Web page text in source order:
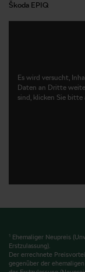
Škoda EPIQ
Es wird versucht,
Daten an Dritte
sind, klicken Sie bitte
1 Ehemaliger Neupreis
Erstzulassung).
Der errechnete
gegenüber der